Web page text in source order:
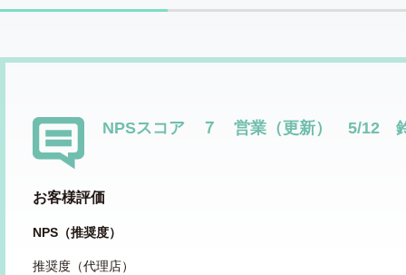
NPSスコア ７ 営業（更新） 5/12
お客様評価
NPS（推奨度）
推奨度（代理店）